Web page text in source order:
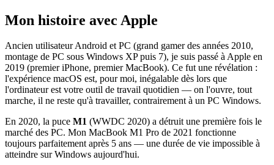
Mon histoire avec Apple
Ancien utilisateur Android et PC (grand gamer des années 2010,
montage de PC sous Windows XP puis 7), je suis passé à Apple en
2019 (premier iPhone, premier MacBook). Ce fut une révélation :
l'expérience macOS est, pour moi, inégalable dès lors que
l'ordinateur est votre outil de travail quotidien — on l'ouvre, tout
marche, il ne reste qu'à travailler, contrairement à un PC Windows.
En 2020, la puce M1 (WWDC 2020) a détruit une première fois le
marché des PC. Mon MacBook M1 Pro de 2021 fonctionne
toujours parfaitement après 5 ans — une durée de vie impossible à
atteindre sur Windows aujourd'hui.